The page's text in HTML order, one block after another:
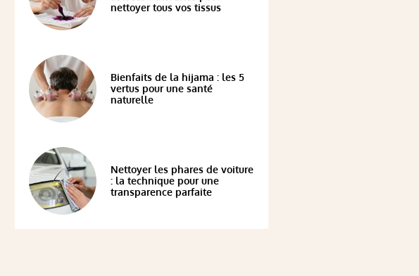
nettoyer tous vos tissus
Bienfaits de la hijama : les 5
vertus pour une santé
naturelle
Nettoyer les phares de voiture
: la technique pour une
transparence parfaite